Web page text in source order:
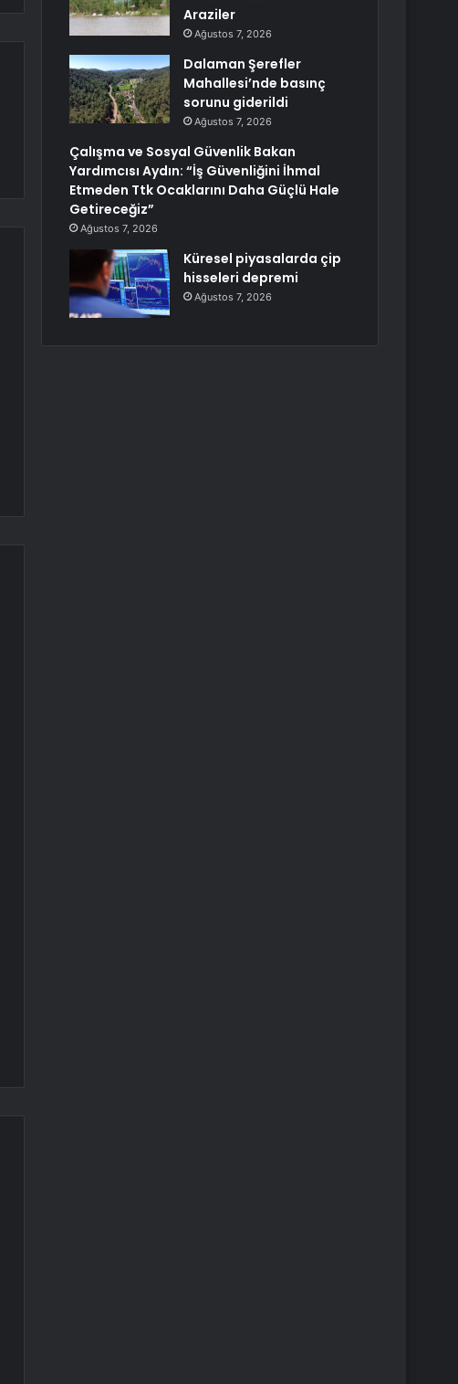
Araziler
Ağustos 7, 2026
Dalaman Şerefler
Mahallesi’nde basınç
sorunu giderildi
Ağustos 7, 2026
Çalışma ve Sosyal Güvenlik Bakan
Yardımcısı Aydın: “İş Güvenliğini İhmal
Etmeden Ttk Ocaklarını Daha Güçlü Hale
Getireceğiz”
Ağustos 7, 2026
Küresel piyasalarda çip
hisseleri depremi
Ağustos 7, 2026